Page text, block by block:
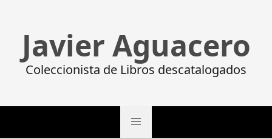
Javier Aguacero
Coleccionista de Libros descatalogados